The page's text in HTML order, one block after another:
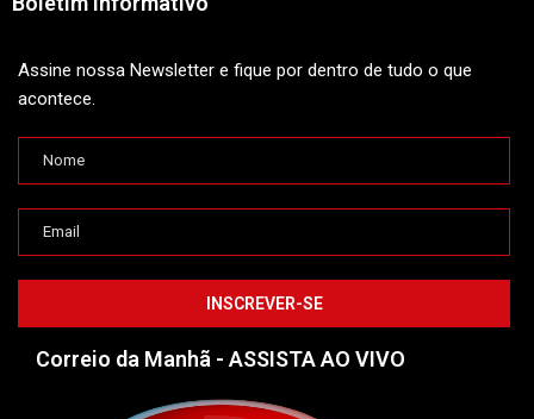
Assine nossa Newsletter e fique por dentro de tudo o que
acontece.
Correio da Manhã - ASSISTA AO VIVO